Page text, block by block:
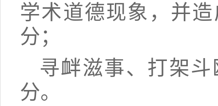
学术道德现象，并
分；
寻衅滋事、打架
分。